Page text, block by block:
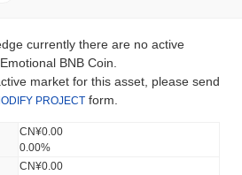
currently there are no active
BNB Coin.
market for this asset, please send
PROJECT form.
CN¥0.00
0.00%
CN¥0.00